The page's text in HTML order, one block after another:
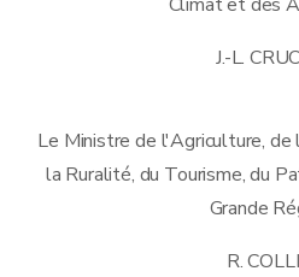
J.-L.
Le Ministre de l'Agriculture, de
la Ruralité, du Tourisme, du
Grande
R.